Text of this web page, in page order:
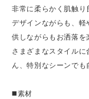
非常に柔らかく肌触
デザインながらも、
供しながらもお洒落を
さまざまなスタイル
ん、特別なシーンでも
◼️素材